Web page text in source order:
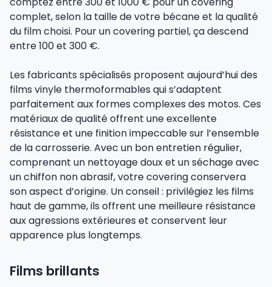
complet, selon la taille de votre bécane et la qualité
du film choisi. Pour un covering partiel, ça descend
entre 100 et 300 €.
Les fabricants spécialisés proposent aujourd’hui des
films vinyle thermoformables qui s’adaptent
parfaitement aux formes complexes des motos. Ces
matériaux de qualité offrent une excellente
résistance et une finition impeccable sur l’ensemble
de la carrosserie. Avec un bon entretien régulier,
comprenant un nettoyage doux et un séchage avec
un chiffon non abrasif, votre covering conservera
son aspect d’origine. Un conseil : privilégiez les films
haut de gamme, ils offrent une meilleure résistance
aux agressions extérieures et conservent leur
apparence plus longtemps.
Films brillants